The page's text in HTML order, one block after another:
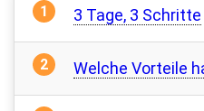
3 Tage, 3 Schritte
Welche Vorteile